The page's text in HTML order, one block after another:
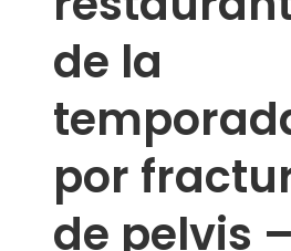
de la
por
de pelvis –